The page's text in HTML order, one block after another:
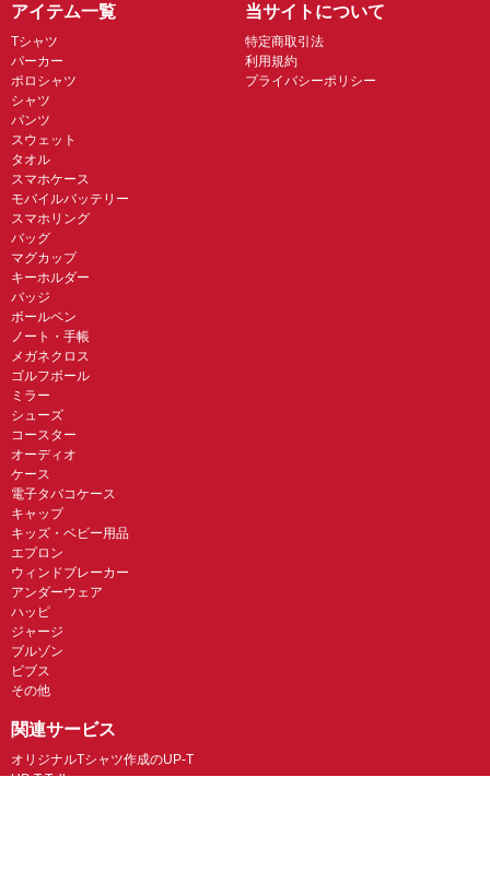
アイテム一覧
Tシャツ
パーカー
ポロシャツ
シャツ
パンツ
スウェット
タオル
スマホケース
モバイルバッテリー
スマホリング
バッグ
マグカップ
キーホルダー
バッジ
ボールペン
ノート・手帳
メガネクロス
ゴルフボール
ミラー
シューズ
コースター
オーディオ
ケース
電子タバコケース
キャップ
キッズ・ベビー用品
エプロン
ウィンドブレーカー
アンダーウェア
ハッピ
ジャージ
ブルゾン
ビブス
その他
当サイトについて
特定商取引法
利用規約
プライバシーポリシー
関連サービス
オリジナルTシャツ作成のUP-T
UP-T Talk